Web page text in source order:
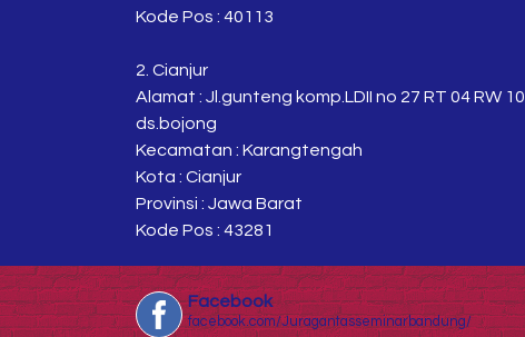
Kode Pos : 40113
2. Cianjur
Alamat : Jl.gunteng komp.LDII no 27 RT 04 RW 10
ds.bojong
Kecamatan : Karangtengah
Kota : Cianjur
Provinsi : Jawa Barat
Kode Pos : 43281
Facebook
facebook.com/Juragantasseminarbandung/